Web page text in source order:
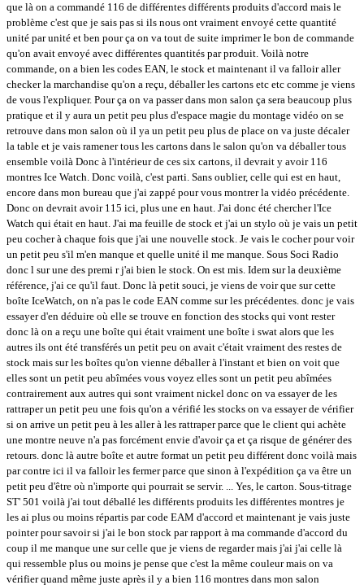
que là on a commandé 116 de différentes différents produits d'accord mais le
problème c'est que je sais pas si ils nous ont vraiment envoyé cette quantité
unité par unité et ben pour ça on va tout de suite imprimer le bon de commande
qu'on avait envoyé avec différentes quantités par produit. Voilà notre
commande, on a bien les codes EAN, le stock et maintenant il va falloir aller
checker la marchandise qu'on a reçu, déballer les cartons etc etc comme je viens
de vous l'expliquer. Pour ça on va passer dans mon salon ça sera beaucoup plus
pratique et il y aura un petit peu plus d'espace magie du montage vidéo on se
retrouve dans mon salon où il ya un petit peu plus de place on va juste décaler
la table et je vais ramener tous les cartons dans le salon qu'on va déballer tous
ensemble voilà Donc à l'intérieur de ces six cartons, il devrait y avoir 116
montres Ice Watch. Donc voilà, c'est parti. Sans oublier, celle qui est en haut,
encore dans mon bureau que j'ai zappé pour vous montrer la vidéo précédente.
Donc on devrait avoir 115 ici, plus une en haut. J'ai donc été chercher l'Ice
Watch qui était en haut. J'ai ma feuille de stock et j'ai un stylo où je vais un petit
peu cocher à chaque fois que j'ai une nouvelle stock. Je vais le cocher pour voir
un petit peu s'il m'en manque et quelle unité il me manque. Sous Soci Radio
donc l sur une des premi r j'ai bien le stock. On est mis. Idem sur la deuxième
référence, j'ai ce qu'il faut. Donc là petit souci, je viens de voir que sur cette
boîte IceWatch, on n'a pas le code EAN comme sur les précédentes. donc je vais
essayer d'en déduire où elle se trouve en fonction des stocks qui vont rester
donc là on a reçu une boîte qui était vraiment une boîte i swat alors que les
autres ils ont été transférés un petit peu on avait c'était vraiment des restes de
stock mais sur les boîtes qu'on vienne déballer à l'instant et bien on voit que
elles sont un petit peu abîmées vous voyez elles sont un petit peu abîmées
contrairement aux autres qui sont vraiment nickel donc on va essayer de les
rattraper un petit peu une fois qu'on a vérifié les stocks on va essayer de vérifier
si on arrive un petit peu à les aller à les rattraper parce que le client qui achète
une montre neuve n'a pas forcément envie d'avoir ça et ça risque de générer des
retours. donc là autre boîte et autre format un petit peu différent donc voilà mais
par contre ici il va falloir les fermer parce que sinon à l'expédition ça va être un
petit peu d'être où n'importe qui pourrait se servir. ... Yes, le carton. Sous-titrage
ST' 501 voilà j'ai tout déballé les différents produits les différentes montres je
les ai plus ou moins répartis par code EAM d'accord et maintenant je vais juste
pointer pour savoir si j'ai le bon stock par rapport à ma commande d'accord du
coup il me manque une sur celle que je viens de regarder mais j'ai j'ai celle là
qui ressemble plus ou moins je pense que c'est la même couleur mais on va
vérifier quand même juste après il y a bien 116 montres dans mon salon